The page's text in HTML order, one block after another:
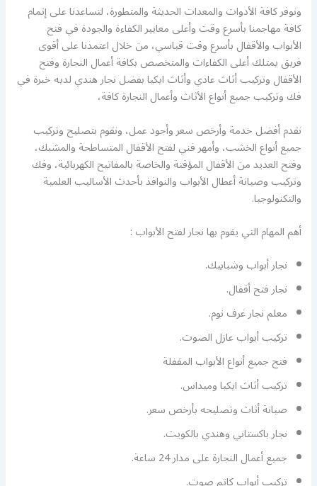
ونوفر كافة الأدوات والمعدات الحديثة والمتطورة، لتساعدنا على إتمام
كافة مهاجمنا بأسرع وقت وأعلى معايير الكفاءة والجودة في فتح
الأبواب والأقفال بأسرع وقت قياسي، من خلال اعتمدنا على أقوى
فريق يمتلك أعلى الكفاءات والمتخصص بكافة أعمال النجارة وفتح
الأقفال وتركيب أثاث عادي وأثاث ايكيا بفضل نجار هندي لديه خبرة في
فك وتركيب جميع أنواع الأثاث وأعمال النجارة كافة،
نقدم أفضل خدمة وأرخص سعر وأجود عمل، ونقوم بتصليح وتركيب
جميع أنواع الخشب، وأمهر فني لفتح الأقفال المتساطحة والمشبك،
وفتح العديد من الأقفال المؤقتة والخاصة بالمفاتيح الكهربائية، وفك
وتركيب وصيانة أعطال الأبواب والنوافذ بأحدث الأساليب العلمية
والتكنولوجيا.
أهم المهام التي يقوم بها نجار لفتح الأبواب :
نجار أبواب وشبابيك.
نجار فتح أقفال.
معلم نجار غرف نوم.
تركيب أبواب عازل الصوت.
فتح جميع أنواع الأبواب المقفلة
تركيب أثاث ايكيا وميداس.
صيانة أثاث وتصليحه بأرخص سعر.
نجار باكستاني وهندي بالكويت.
جميع أعمال النجارة على مدار 24 ساعة.